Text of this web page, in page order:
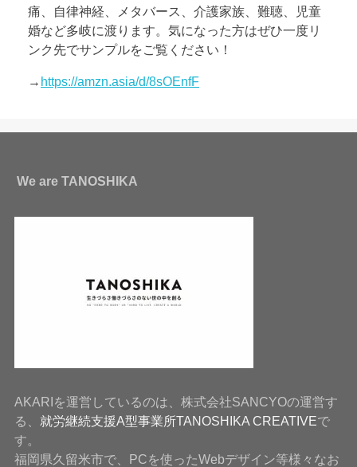
痛、自律神経、メタバース、介護家族、難聴、児童
婚など多岐に渡ります。気になった方はぜひ一度リ
ンク先でサンプルをご覧ください！
→ https://amzn.asia/d/8sOEnfF
We are TANOSHIKA
AKARIを運営しているのは、株式会社SANCYOの運営す
る、 就労継続支援A型事業所TANOSHIKA CREATIVEで
す。
福岡県久留米市で、PCを使ったWebデザイン等様々なお